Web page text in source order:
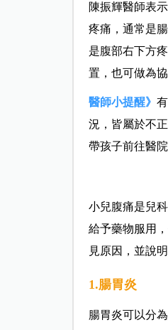
陳振輝醫師表
疼痛，通常是
是腹部右下方
置，也可做為
醫師小提醒》
況，皆屬於不
帶孩子前往醫
小兒腹痛是兒
給予藥物服用
見原因，並說
1.腸胃炎
腸胃炎可以分